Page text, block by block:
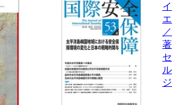
イ
エ
／
著
セ
ル
ジ